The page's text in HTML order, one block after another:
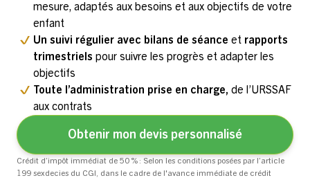
mesure, adaptés aux besoins et aux objectifs de votre
enfant
Un suivi régulier avec bilans de séance et rapports
trimestriels pour suivre les progrès et adapter les
objectifs
Toute l’administration prise en charge, de l’URSSAF
aux contrats
Obtenir mon devis personnalisé
Crédit d’impôt immédiat de 50 % : Selon les conditions posées par l’article
199 sexdecies du CGI, dans le cadre de l'avance immédiate de crédit